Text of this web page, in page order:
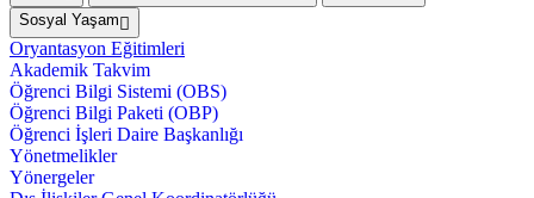
Sosyal Yaşam
Oryantasyon Eğitimleri
Akademik Takvim
Öğrenci Bilgi Sistemi (OBS)
Öğrenci Bilgi Paketi (OBP)
Öğrenci İşleri Daire Başkanlığı
Yönetmelikler
Yönergeler